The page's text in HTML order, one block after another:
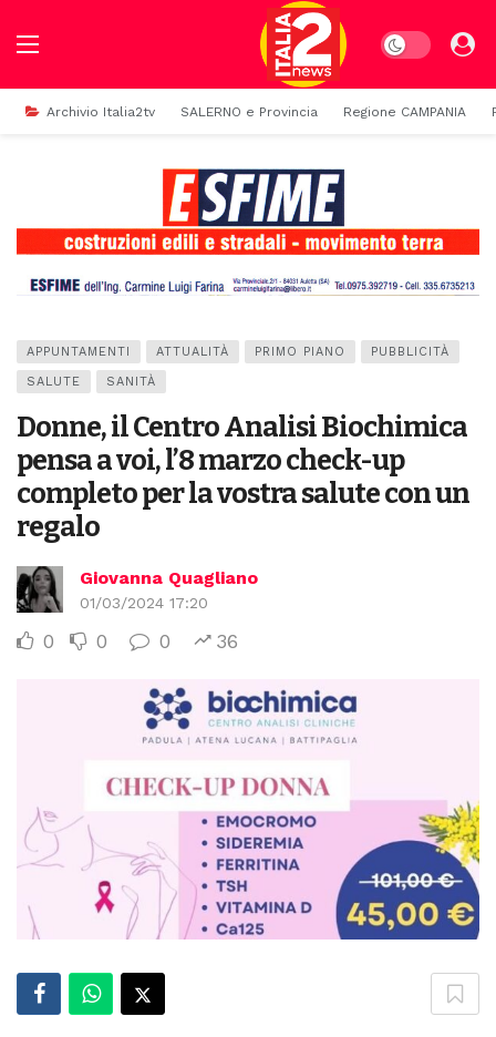
Dark mode
Archivio Italia2tv SALERNO e Provincia Regione CAMPANIA
APPUNTAMENTI ATTUALITÀ PRIMO PIANO PUBBLICITÀ
SALUTE SANITÀ
Donne, il Centro Analisi Biochimica
pensa a voi, l’8 marzo check-up
completo per la vostra salute con un
regalo
Giovanna Quagliano
01/03/2024 17:20
0 0 0 36